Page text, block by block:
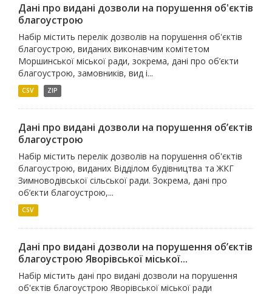
Дані про видані дозволи на порушення об'єктів
благоустрою
Набір містить перелік дозволів на порушення об'єктів
благоустрою, виданих виконавчим комітетом
Моршинської міської ради, зокрема, дані про об’єкти
благоустрою, замовників, вид і...
CSV ZIP
Дані про видані дозволи на порушення об’єктів
благоустрою
Набір містить перелік дозволів на порушення об'єктів
благоустрою, виданих Відділом будівництва та ЖКГ
Зимноводівської сільської ради. Зокрема, дані про
об’єкти благоустрою,...
CSV
Дані про видані дозволи на порушення об’єктів
благоустрою Яворівської міської...
Набір містить дані про видані дозволи на порушення
об'єктів благоустрою Яворівської міської ради